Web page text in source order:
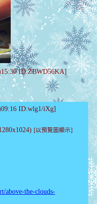
ID:ZBWD56KA]
ID:wlg1/iXg]
[以預覽圖顯示]
above-the-clouds-